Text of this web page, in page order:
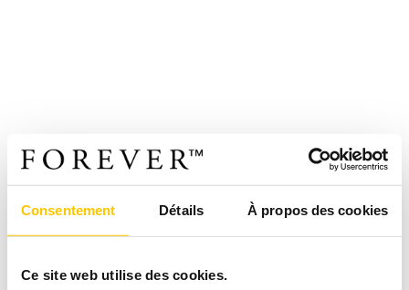
Consentement Détails À propos des cookies
Ce site web utilise des cookies.